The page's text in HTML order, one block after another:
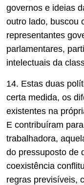
governos e ideias
outro lado, buscou
representantes
parlamentares,
intelectuais da
14. Estas duas
certa medida, os
existentes na
E contribuíram
trabalhadora,
do pressuposto de
coexistência
regras previsíveis,